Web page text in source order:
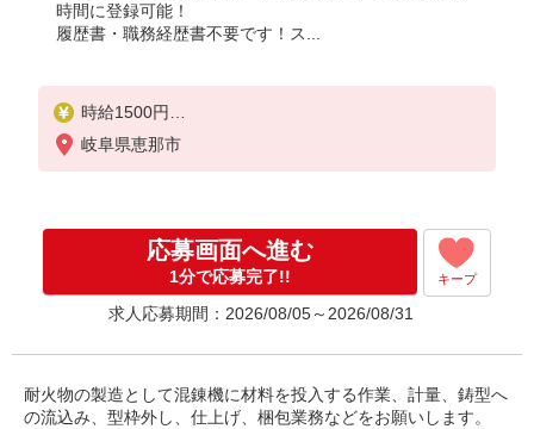
時間に登録可能！
履歴書・職務経歴書不要です！ス...
時給1500円
月収例：240000円以上（残業・休日出勤手当て等が
含まれています）
岐阜県恵那市
応募画面へ進む
1分で応募完了!! キープ
求人応募期間：2026/08/05～2026/08/31
耐火物の製造として混錬機に材料を投入する作業、計量、鋳型へ
の流込み、型枠外し、仕上げ、梱包業務などをお願いします。